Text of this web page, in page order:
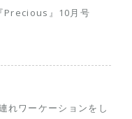
Precious』10月号
れワーケーションをし